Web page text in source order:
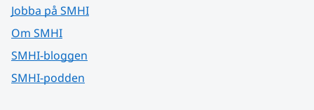
Jobba på SMHI
Om SMHI
SMHI-bloggen
SMHI-podden